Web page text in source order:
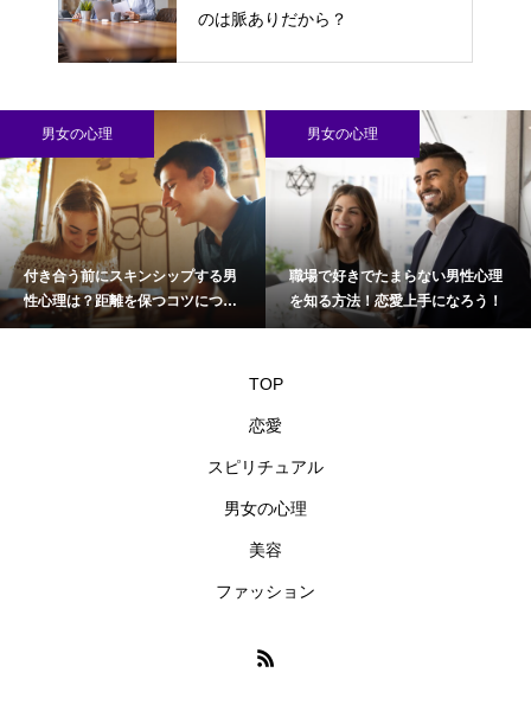
のは脈ありだから？
男女の心理
職場で好きでたまらない男性心理
を知る方法！恋愛上手になろう！
男女の心理
LINEで絵文字を使う男性心理は？
理解することで親しくなれる！
TOP
恋愛
スピリチュアル
男女の心理
美容
ファッション